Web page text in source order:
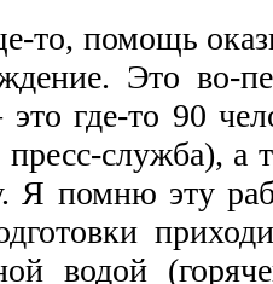
то, помощь
Это во-
это где-то 90
служба), а
Я помню эту
водой